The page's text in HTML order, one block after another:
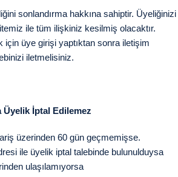
sonlandırma hakkına sahiptir. Üyeliğinizi
ile tüm ilişkiniz kesilmiş olacaktır.
için üye girişi yaptıktan sonra iletişim
iletmelisiniz.
Üyelik İptal Edilemez
üzerinden 60 gün geçmemişse.
ile üyelik iptal talebinde bulunulduysa
ulaşılamıyorsa